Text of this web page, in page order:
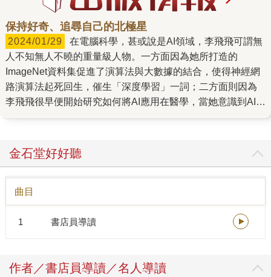
保持好奇、追尋自己的北極星
2024/01/29
人不知無人不曉的重量級人物。一方面因為她所打造的
ImageNet資料集促進了演算法與大數據的結合，使得神經網
路演算法起死回生，催生「深度學習」一詞；二方面則因為
李飛飛很早便開始研究如何將AI應用在醫學，當她意識到AI的
獻，李飛飛成為美國國家工程院、國家醫學院、藝術與科學
院三院院士。可李飛飛不因此自滿。從《AI科學家李飛飛的
視界之旅》這本自傳中，我們可以看出李飛飛感激父母的身
教與言教、感激數學老師薩貝拉一家的慷慨，也感激移民和
求知路上的各種夥伴，是他們讓李飛飛得以確立志向，勇敢
前行，追尋「北極星」。 對於北極星，最令人印象深刻的是
的母親暨有風骨，也有知識份子心中想盡的責任，從小鼓勵
金石堂好好聽
曲目
1 書店員導讀
作者／書店員導讀／名人導讀